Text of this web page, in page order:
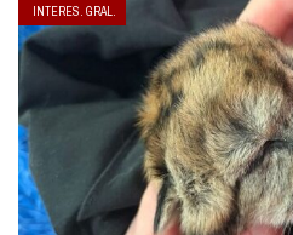
INTERES. GRAL.